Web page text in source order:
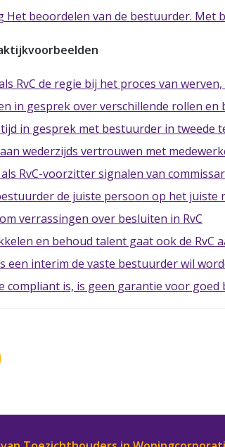
Het beoordelen van de bestuurder.
RvC de regie bij het proces van
in gesprek over verschillende rollen en
in gesprek met bestuurder in tweede
wederzijds vertrouwen met
RvC-voorzitter signalen van
de juiste persoon op het juiste
verrassingen over besluiten in RvC
en behoud talent gaat ook de RvC
een interim de vaste bestuurder wil
compliant is, is geen garantie voor